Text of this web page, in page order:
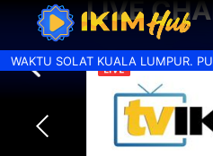
WAKTU SOLAT KUALA LUMPUR.
LIVE